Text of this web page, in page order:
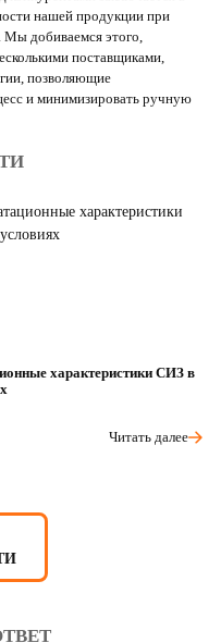
нашей продукции при
Мы добиваемся этого,
поставщиками,
позволяющие
и минимизировать ручную
характеристики СИЗ в
Читать далее